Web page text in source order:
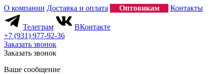
О компании Доставка и оплата Оптовикам Контакты
Телеграм
ВКонтакте
+7 (931) 977-92-36
Заказать звонок
Заказать звонок
Ваше сообщение